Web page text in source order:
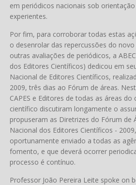
em periódicos nacionais sob
experientes.
Por fim, para corroborar todas estas
o desenrolar das repercussões do novo
outras avaliações de periódicos, a
dos Editores Científicos) dedicou em
Nacional de Editores Científicos,
2009, três dias ao Fórum de áreas.
CAPES e Editores de todas as áreas do
científico discutiram longamente o
propuseram as Diretrizes do Fórum de
Nacional dos Editores Científicos -
oportunamente enviado a todas as
fomento, e que deverá ocorrer
processo é contínuo.
Professor João Pereira Leite spoke on